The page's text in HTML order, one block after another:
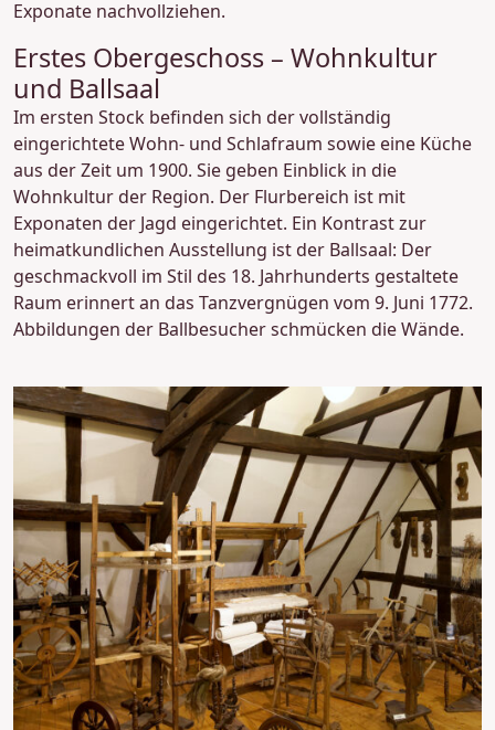
Exponate nachvollziehen.
Erstes Obergeschoss – Wohnkultur
und Ballsaal
Im ersten Stock befinden sich der vollständig
eingerichtete Wohn- und Schlafraum sowie eine Küche
aus der Zeit um 1900. Sie geben Einblick in die
Wohnkultur der Region. Der Flurbereich ist mit
Exponaten der Jagd eingerichtet. Ein Kontrast zur
heimatkundlichen Ausstellung ist der Ballsaal: Der
geschmackvoll im Stil des 18. Jahrhunderts gestaltete
Raum erinnert an das Tanzvergnügen vom 9. Juni 1772.
Abbildungen der Ballbesucher schmücken die Wände.